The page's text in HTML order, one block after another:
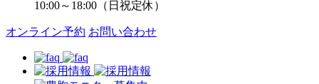
10:00～18:00（日祝定休）
オンライン予約 お問い合わせ